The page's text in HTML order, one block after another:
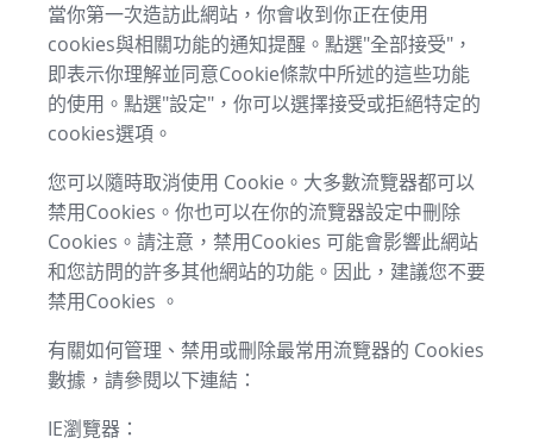
當你第一次造訪此網站，你會收到你正在使用
cookies與相關功能的通知提醒。點選"全部接受"，
即表示你理解並同意Cookie條款中所述的這些功能
的使用。點選"設定"，你可以選擇接受或拒絕特定的
cookies選項。
您可以隨時取消使用 Cookie。大多數流覽器都可以
禁用Cookies。你也可以在你的流覽器設定中刪除
Cookies。請注意，禁用Cookies 可能會影響此網站
和您訪問的許多其他網站的功能。因此，建議您不要
禁用Cookies 。
有關如何管理、禁用或刪除最常用流覽器的 Cookies
數據，請參閱以下連結：
IE瀏覽器：